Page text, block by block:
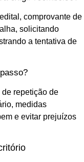
comprovante de
solicitando
a tentativa de
repetição de
medidas
e evitar prejuízos